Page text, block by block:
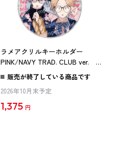
ラメアクリルキーホルダー
PINK/NAVY TRAD. CLUB ver. 君
には届かない。
販売が終了している商品です
2026年10月末予定
1,375 円